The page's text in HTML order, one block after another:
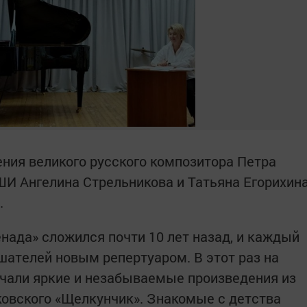
великого русского композитора Петра
Ангелина Стрельникова и Татьяна
сложился почти 10 лет назад, и каждый
новым репертуаром. В этот раз на
яркие и незабываемые произведения из
«Щелкунчик». Знакомые с детства